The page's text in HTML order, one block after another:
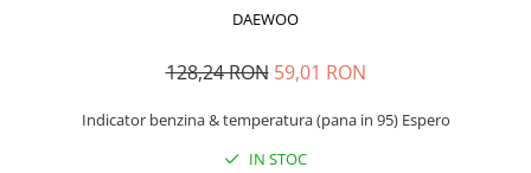
VITARA Strong Hybrid 140V 2022-
eVitara 2025-prezent
DAEWOO
128,24 RON 59,01 RON
Indicator benzina & temperatura (pana in 95) Espero
IN STOC